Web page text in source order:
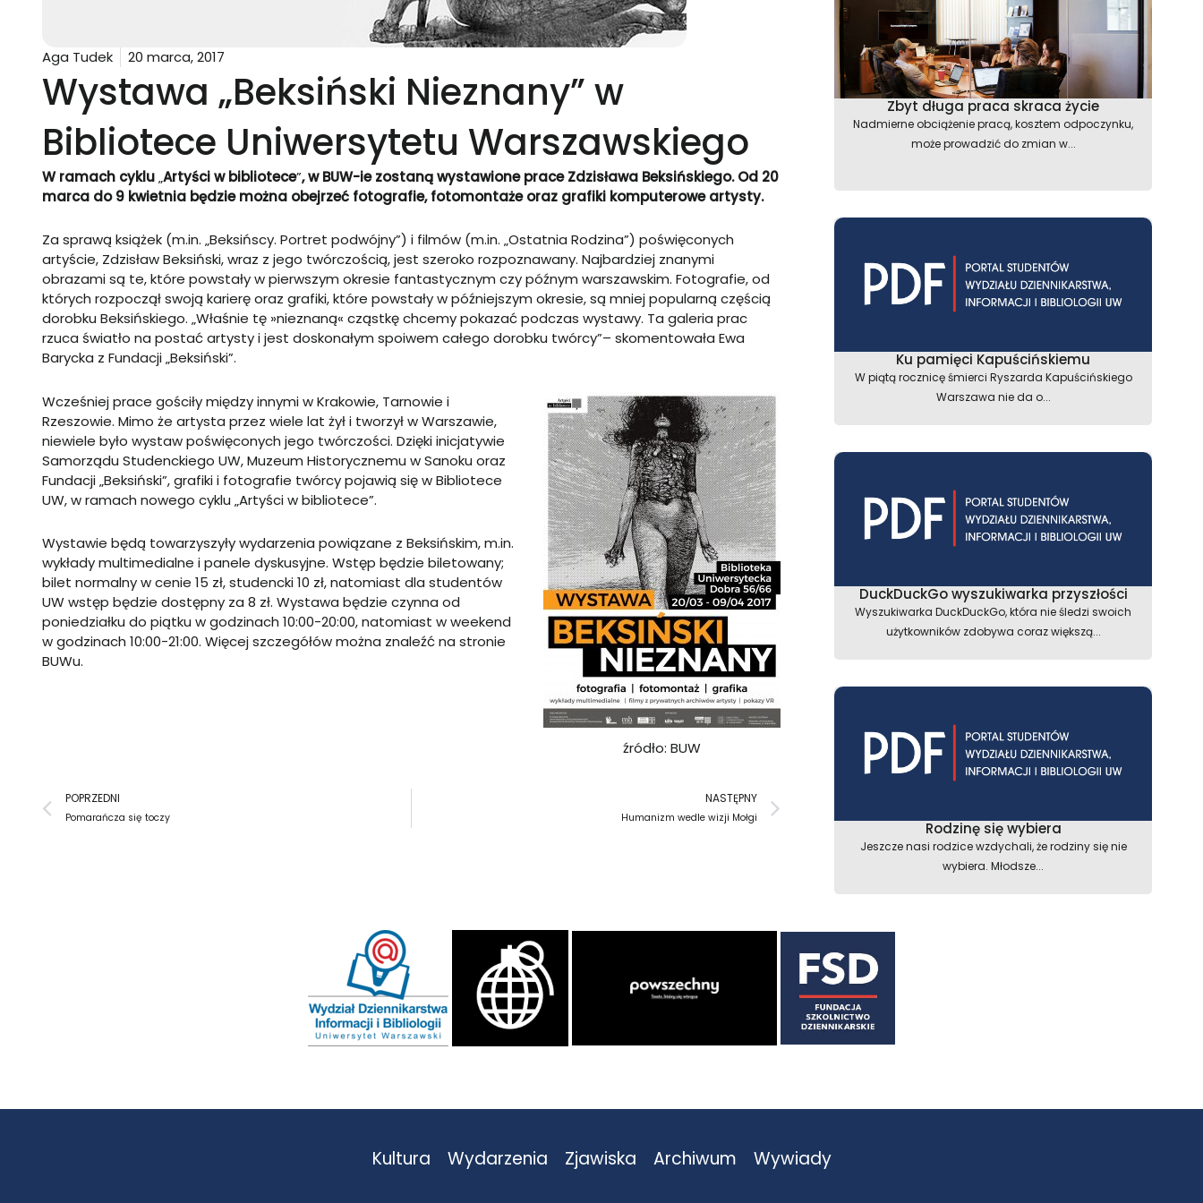
Aga Tudek 20 marca, 2017
Wystawa „Beksiński Nieznany” w
Bibliotece Uniwersytetu Warszawskiego
W ramach cyklu„Artyści w bibliotece”, w BUW-ie zostaną wystawione prace Zdzisława Beksińskiego. Od 20
marca do 9 kwietnia będzie można obejrzeć fotografie, fotomontaże oraz grafiki komputerowe artysty.
Za sprawą książek (m.in. „Beksińscy. Portret podwójny”) i filmów (m.in. „Ostatnia Rodzina”) poświęconych
artyście, Zdzisław Beksiński, wraz z jego twórczością, jest szeroko rozpoznawany. Najbardziej znanymi
obrazami są te, które powstały w pierwszym okresie fantastycznym czy późnym warszawskim. Fotografie, od
których rozpoczął swoją karierę oraz grafiki, które powstały w późniejszym okresie, są mniej popularną częścią
dorobku Beksińskiego. „Właśnie tę »nieznaną« cząstkę chcemy pokazać podczas wystawy. Ta galeria prac
rzuca światło na postać artysty i jest doskonałym spoiwem całego dorobku twórcy”– skomentowała Ewa
Barycka z Fundacji„Beksiński”.
źródło: BUW
Wcześniej prace gościły między innymi w Krakowie, Tarnowie i
Rzeszowie. Mimo że artysta przez wiele lat żył i tworzył w Warszawie,
niewiele było wystaw poświęconych jego twórczości. Dzięki inicjatywie
Samorządu Studenckiego UW, Muzeum Historycznemu w Sanoku oraz
Fundacji„Beksiński”, grafiki i fotografie twórcy pojawią się w Bibliotece
UW, w ramach nowego cyklu „Artyści w bibliotece”.
Wystawie będą towarzyszyły wydarzenia powiązane z Beksińskim, m.in.
wykłady multimedialne i panele dyskusyjne. Wstęp będzie biletowany;
bilet normalny w cenie 15 zł, studencki 10 zł, natomiast dla studentów
UW wstęp będzie dostępny za 8 zł. Wystawa będzie czynna od
poniedziałku do piątku w godzinach 10:00-20:00, natomiast w weekend
w godzinach 10:00-21:00. Więcej szczegółów można znaleźć na stronie
BUWu.
Prev
POPRZEDNI
Pomarańcza się toczy
NASTĘPNY
Humanizm wedle wizji Mołgi
Zbyt długa praca skraca życie
Nadmierne obciążenie pracą, kosztem odpoczynku,
może prowadzić do zmian w...
Ku pamięci Kapuścińskiemu
W piątą rocznicę śmierci Ryszarda Kapuścińskiego
Warszawa nie da o...
DuckDuckGo wyszukiwarka przyszłości
Wyszukiwarka DuckDuckGo, która nie śledzi swoich
użytkowników zdobywa coraz większą...
Rodzinę się wybiera
Jeszcze nasi rodzice wzdychali, że rodziny się nie
wybiera. Młodsze...
Kultura Wydarzenia Zjawiska Archiwum Wywiady